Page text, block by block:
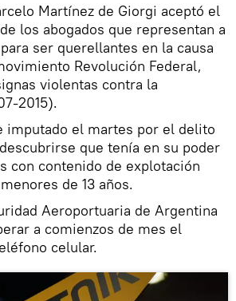
Martínez de Giorgi aceptó el
los abogados que representan a
ser querellantes en la causa
Revolución Federal,
violentas contra la
2015).
imputado el martes por el delito
que tenía en su poder
con contenido de explotación
de 13 años.
Aeroportuaria de Argentina
a comienzos de mes el
celular.